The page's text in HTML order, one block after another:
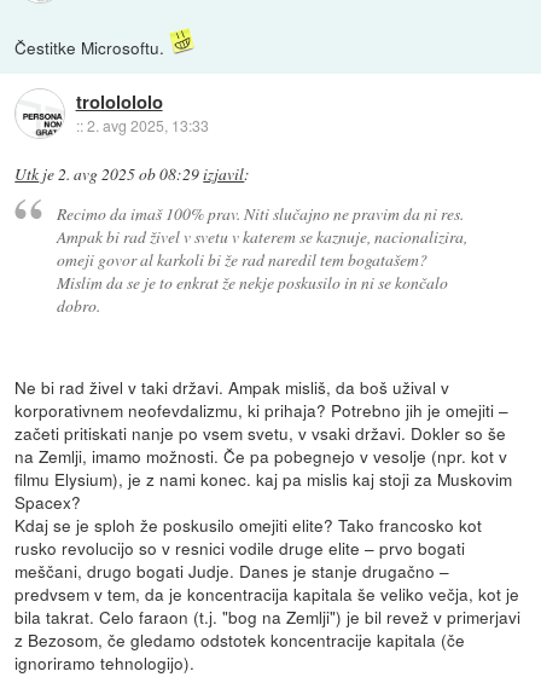
Čestitke Microsoftu.
trololololo
::2. avg 2025, 13:33
Utk je2. avg 2025 ob 08:29izjavil:
Recimo da imaš 100% prav. Niti slučajno ne pravim da ni res.
Ampak bi rad živel v svetu v katerem se kaznuje, nacionalizira,
omeji govor al karkoli bi že rad naredil tem bogatašem?
Mislim da se je to enkrat že nekje poskusilo in ni se končalo
dobro.
Ne bi rad živel v taki državi. Ampak misliš, da boš užival v
korporativnem neofevdalizmu, ki prihaja? Potrebno jih je omejiti –
začeti pritiskati nanje po vsem svetu, v vsaki državi. Dokler so še
na Zemlji, imamo možnosti. Če pa pobegnejo v vesolje (npr. kot v
filmu Elysium), je z nami konec. kaj pa mislis kaj stoji za Muskovim
Spacex?
Kdaj se je sploh že poskusilo omejiti elite? Tako francosko kot
rusko revolucijo so v resnici vodile druge elite – prvo bogati
meščani, drugo bogati Judje. Danes je stanje drugačno –
predvsem v tem, da je koncentracija kapitala še veliko večja, kot je
bila takrat. Celo faraon (t.j. "bog na Zemlji") je bil revež v primerjavi
z Bezosom, če gledamo odstotek koncentracije kapitala (če
ignoriramo tehnologijo).